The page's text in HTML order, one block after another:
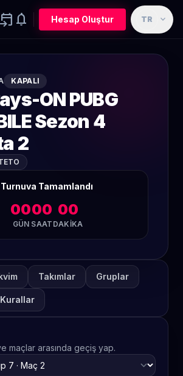
event_upcoming notifications Hesap Oluştur TR expand_more
KAPALI
ON PUBG
Sezon 4
2
Turnuva Tamamlandı
00
GÜN
00
SAAT
00
DAKIKA
Takımlar Gruplar
Kurallar
maçlar arasında geçiş yap.